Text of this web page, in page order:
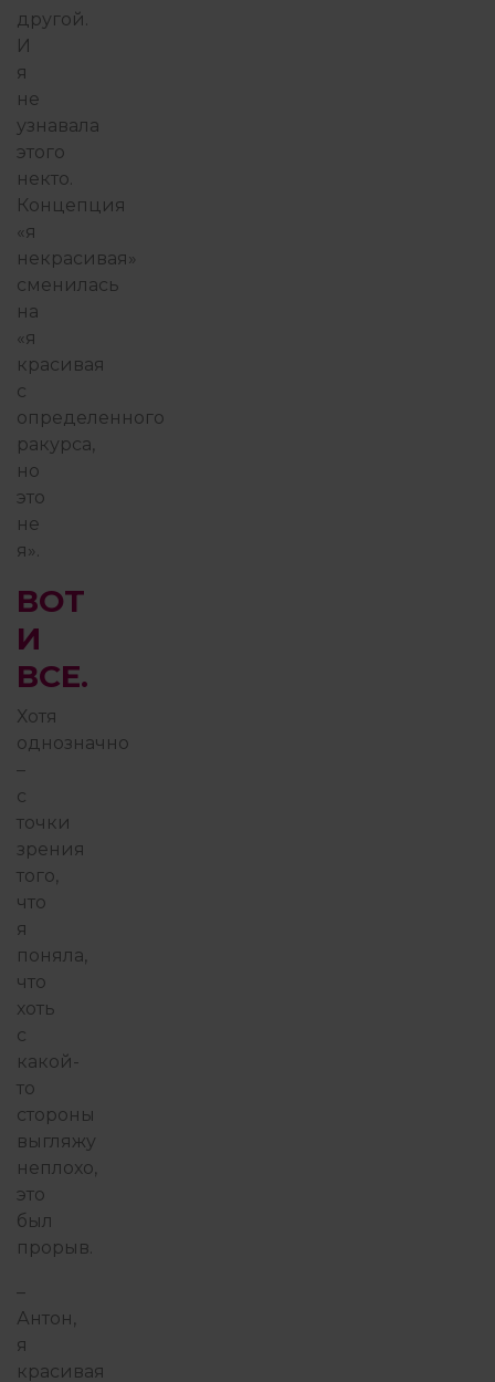
другой.
И
я
не
узнавала
этого
некто.
Концепция
«я
некрасивая»
сменилась
на
«я
красивая
с
определенного
ракурса,
но
это
не
я».
ВОТ
И
ВСЕ.
Хотя
однозначно
–
с
точки
зрения
того,
что
я
поняла,
что
хоть
с
какой-
то
стороны
выгляжу
неплохо,
это
был
прорыв.
–
Антон,
я
красивая